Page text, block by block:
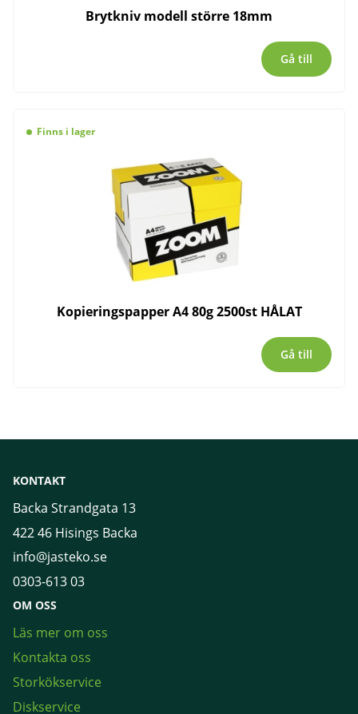
Brytkniv modell större 18mm
Gå till
Finns i lager
Kopieringspapper A4 80g 2500st HÅLAT
Gå till
KONTAKT
Backa Strandgata 13
422 46 Hisings Backa
info@jasteko.se
0303-613 03
OM OSS
Läs mer om oss
Kontakta oss
Storkökservice
Diskservice